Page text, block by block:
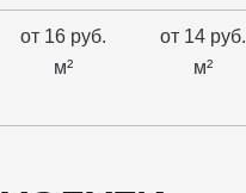
от 16 руб.
м²
от 14 руб.
м²